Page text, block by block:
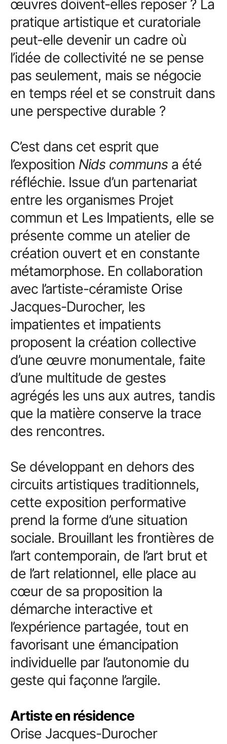
œuvres doivent-elles reposer ? La
pratique artistique et curatoriale
peut-elle devenir un cadre où
l’idée de collectivité ne se pense
pas seulement, mais se négocie
en temps réel et se construit dans
une perspective durable ?
C’est dans cet esprit que
l’exposition Nids communs a été
réfléchie. Issue d’un partenariat
entre les organismes Projet
commun et Les Impatients, elle se
présente comme un atelier de
création ouvert et en constante
métamorphose. En collaboration
avec l’artiste-céramiste Orise
Jacques-Durocher, les
impatientes et impatients
proposent la création collective
d’une œuvre monumentale, faite
d’une multitude de gestes
agrégés les uns aux autres, tandis
que la matière conserve la trace
des rencontres.
Se développant en dehors des
circuits artistiques traditionnels,
cette exposition performative
prend la forme d’une situation
sociale. Brouillant les frontières de
l’art contemporain, de l’art brut et
de l’art relationnel, elle place au
cœur de sa proposition la
démarche interactive et
l’expérience partagée, tout en
favorisant une émancipation
individuelle par l’autonomie du
geste qui façonne l’argile.
Artiste en résidence
Orise Jacques-Durocher